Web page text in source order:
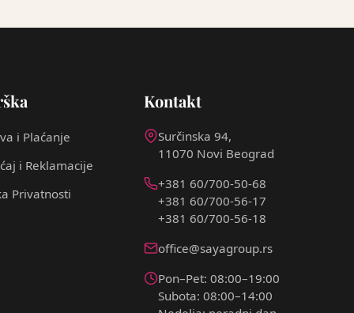
i Plaćanje
i Reklamacije
Privatnosti
Kontakt
Surčinska 94,
11070 Novi Beograd
+381 60/700-50-68
+381 60/700-56-17
+381 60/700-56-18
office@sayagroup.rs
Pon–Pet: 08:00–19:00
Subota: 08:00–14:00